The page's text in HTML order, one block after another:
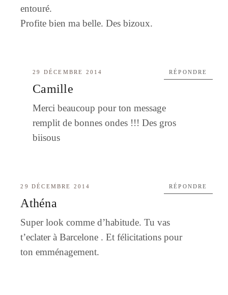
entouré.
Profite bien ma belle. Des bizoux.
29 DÉCEMBRE 2014
Camille
Merci beaucoup pour ton message
remplit de bonnes ondes !!! Des gros
biisous
RÉPONDRE
29 DÉCEMBRE 2014
Athéna
Super look comme d’habitude. Tu vas
t’eclater à Barcelone . Et félicitations pour
ton emménagement.
RÉPONDRE